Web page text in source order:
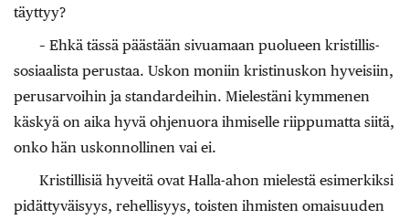
täyttyy?
– Ehkä tässä päästään sivuamaan puolueen kristillis-
sosiaalista perustaa. Uskon moniin kristinuskon hyveisiin,
perusarvoihin ja standardeihin. Mielestäni kymmenen
käskyä on aika hyvä ohjenuora ihmiselle riippumatta siitä,
onko hän uskonnollinen vai ei.
Kristillisiä hyveitä ovat Halla-ahon mielestä esimerkiksi
pidättyväisyys, rehellisyys, toisten ihmisten omaisuuden